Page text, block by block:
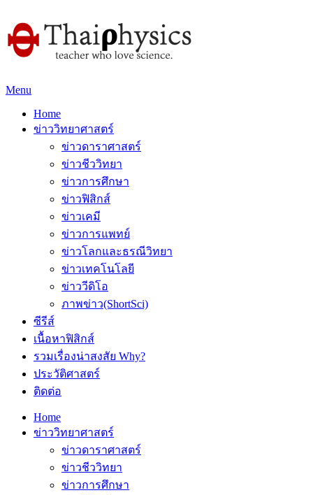
Menu
Home
ข่าววิทยาศาสตร์
ข่าวดาราศาสตร์
ข่าวชีววิทยา
ข่าวการศึกษา
ข่าวฟิสิกส์
ข่าวเคมี
ข่าวการแพทย์
ข่าวโลกและธรณีวิทยา
ข่าวเทคโนโลยี
ข่าววีดิโอ
ภาพข่าว(ShortSci)
ซีรีส์
เนื้อหาฟิสิกส์
รวมเรื่องน่าสงสัย Why?
ประวัติศาสตร์
ติดต่อ
Home
ข่าววิทยาศาสตร์
ข่าวดาราศาสตร์
ข่าวชีววิทยา
ข่าวการศึกษา